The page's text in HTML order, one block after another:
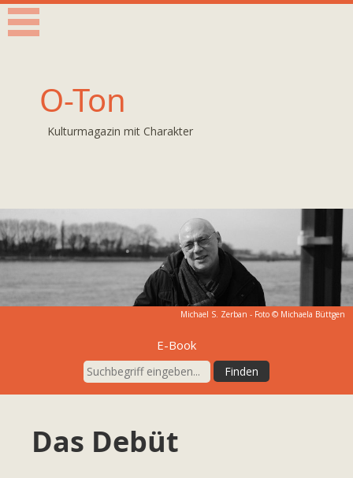
O-Ton
Kulturmagazin mit Charakter
Michael S. Zerban - Foto © Michaela Büttgen
E-Book
Das Debüt